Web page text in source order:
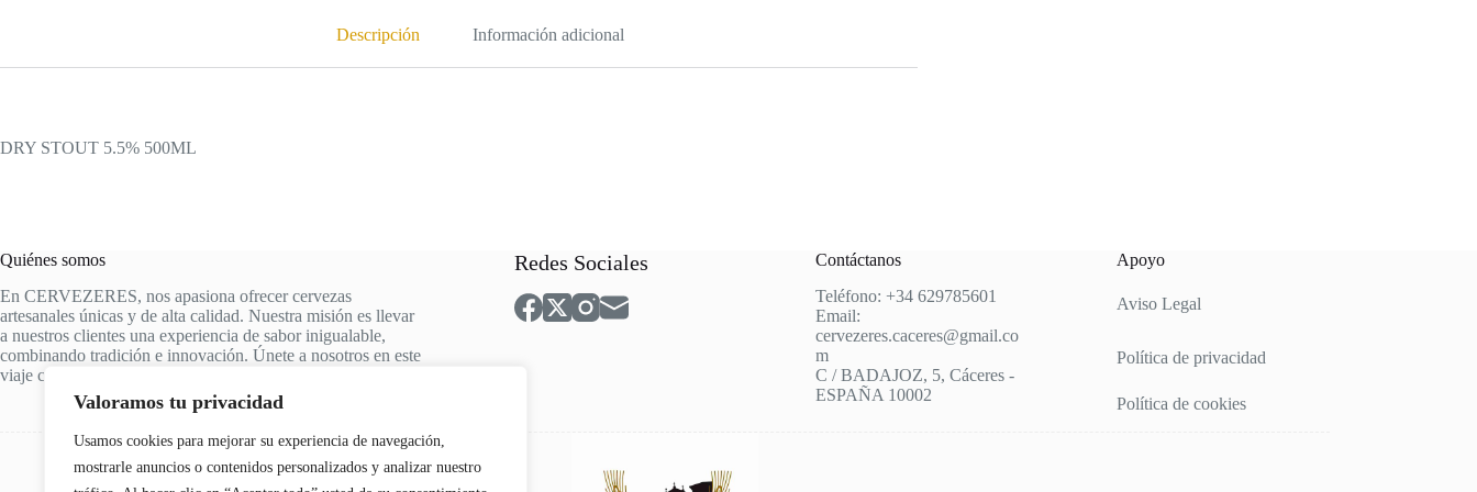
Valoramos tu privacidad
Usamos cookies para mejorar su experiencia de navegación,
mostrarle anuncios o contenidos personalizados y analizar nuestro
Descripción Información adicional
DRY STOUT 5.5% 500ML
Quiénes somos
En CERVEZERES, nos apasiona ofrecer cervezas
artesanales únicas y de alta calidad. Nuestra misión es llevar
a nuestros clientes una experiencia de sabor inigualable,
combinando tradición e innovación. Únete a nosotros en este
viaje cervecero y descubre tus nuevas cervezas favoritas.
Redes Sociales
Contáctanos
Teléfono: +34 629785601
Email:
cervezeres.caceres@gmail.co
m
C / BADAJOZ, 5, Cáceres -
ESPAÑA 10002
Apoyo
Aviso Legal
Política de privacidad
Política de cookies